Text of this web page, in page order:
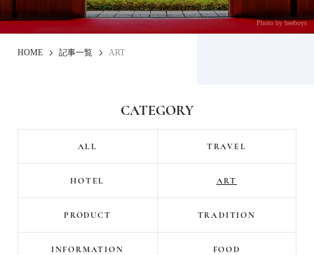
Photo by beeboys
HOME 記事一覧 ART
CATEGORY
ALL TRAVEL
HOTEL ART
PRODUCT TRADITION
INFORMATION FOOD